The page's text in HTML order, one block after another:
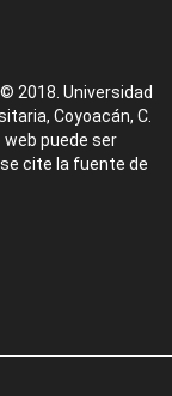
2018. Universidad
Coyoacán, C.
web puede ser
cite la fuente de